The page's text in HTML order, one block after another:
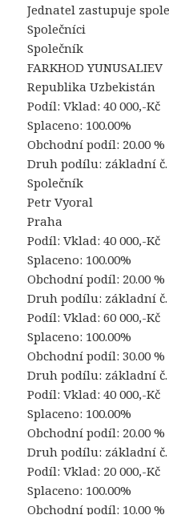
Jednatel zastupuje
Společníci
Společník
FARKHOD YUNUSALIEV
Republika Uzbekistán
Podíl: Vklad: 40 000,-Kč
Splaceno: 100.00%
Obchodní podíl: 20.00 %
Druh podílu: základní č.
Společník
Petr Vyoral
Praha
Podíl: Vklad: 40 000,-Kč
Splaceno: 100.00%
Obchodní podíl: 20.00 %
Druh podílu: základní č.
Podíl: Vklad: 60 000,-Kč
Splaceno: 100.00%
Obchodní podíl: 30.00 %
Druh podílu: základní č.
Podíl: Vklad: 40 000,-Kč
Splaceno: 100.00%
Obchodní podíl: 20.00 %
Druh podílu: základní č.
Podíl: Vklad: 20 000,-Kč
Splaceno: 100.00%
Obchodní podíl: 10.00 %